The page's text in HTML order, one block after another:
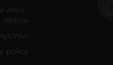
Area -
dbErw
policy